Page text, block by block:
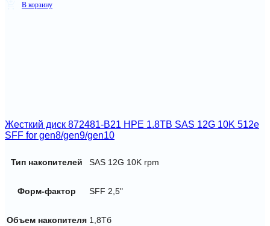
В корзину
Жесткий диск 872481-B21 HPE 1.8TB SAS 12G 10K 512e
SFF for gen8/gen9/gen10
Тип накопителей SAS 12G 10K rpm
Форм-фактор SFF 2,5"
Объем накопителя 1,8Тб